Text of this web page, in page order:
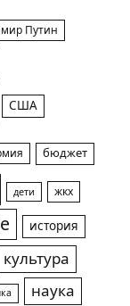
Путин
США
бюджет
дети жкх
история
культура
наука